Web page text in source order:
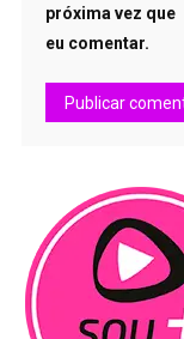
próxima vez que
eu comentar.